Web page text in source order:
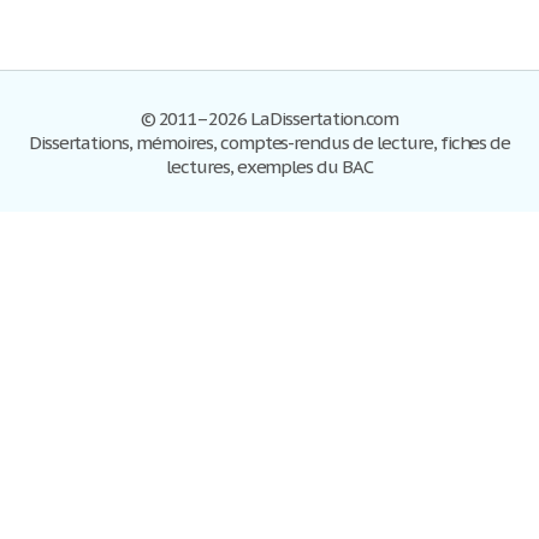
© 2011–2026 LaDissertation.com
Dissertations, mémoires, comptes-rendus de lecture, fiches de
lectures, exemples du BAC